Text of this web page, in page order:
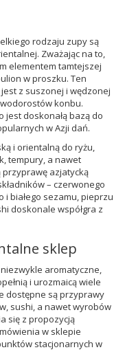
rodzaju zupy są
Zważając na to,
elementem tamtejszej
w proszku. Ten
z suszonej i wędzonej
konbu.
jest doskonałą bazą do
w Azji dań.
i orientalną do ryżu,
tempury, a nawet
azjatycką
– czerwonego
i białego sezamu, pieprzu
doskonale współgra z
sklep
aromatyczne,
i urozmaicą wiele
dostępne są przyprawy
sushi, a nawet wyrobów
się z propozycją
w sklepie
stacjonarnych w